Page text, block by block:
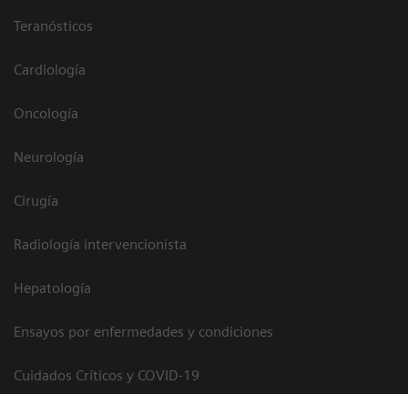
Teranósticos
Cardiología
Oncología
Neurología
Cirugía
Radiología intervencionista
Hepatología
Ensayos por enfermedades y condiciones
Cuidados Críticos y COVID-19